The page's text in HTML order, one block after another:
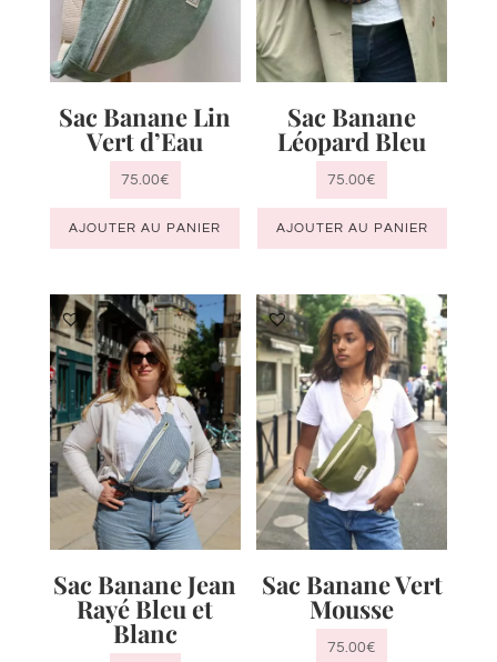
Sac Banane Lin
Vert d’Eau
75.00€
AJOUTER AU PANIER
Sac Banane
Léopard Bleu
75.00€
AJOUTER AU PANIER
Sac Banane Jean
Rayé Bleu et
Blanc
Sac Banane Vert
Mousse
75.00€